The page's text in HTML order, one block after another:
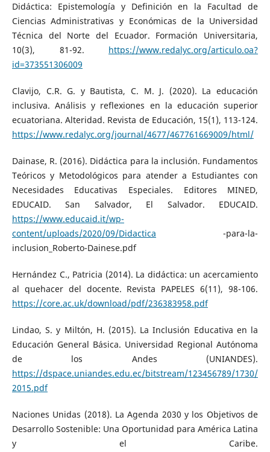
Didáctica: Epistemología y Definición en la Facultad de
Ciencias Administrativas y Económicas de la Universidad
Técnica del Norte del Ecuador. Formación Universitaria,
10(3), 81-92. https://www.redalyc.org/articulo.oa?
id=373551306009
Clavijo, C.R. G. y Bautista, C. M. J. (2020). La educación
inclusiva. Análisis y reflexiones en la educación superior
ecuatoriana. Alteridad. Revista de Educación, 15(1), 113-124.
https://www.redalyc.org/journal/4677/467761669009/html/
Dainase, R. (2016). Didáctica para la inclusión. Fundamentos
Teóricos y Metodológicos para atender a Estudiantes con
Necesidades Educativas Especiales. Editores MINED,
EDUCAID. San Salvador, El Salvador. EDUCAID.
https://www.educaid.it/wp-
content/uploads/2020/09/Didactica -para-la-
inclusion_Roberto-Dainese.pdf
Hernández C., Patricia (2014). La didáctica: un acercamiento
al quehacer del docente. Revista PAPELES 6(11), 98-106.
https://core.ac.uk/download/pdf/236383958.pdf
Lindao, S. y Miltón, H. (2015). La Inclusión Educativa en la
Educación General Básica. Universidad Regional Autónoma
de los Andes (UNIANDES).
https://dspace.uniandes.edu.ec/bitstream/123456789/1730/1/
2015.pdf
Naciones Unidas (2018). La Agenda 2030 y los Objetivos de
Desarrollo Sostenible: Una Oportunidad para América Latina
y el Caribe.